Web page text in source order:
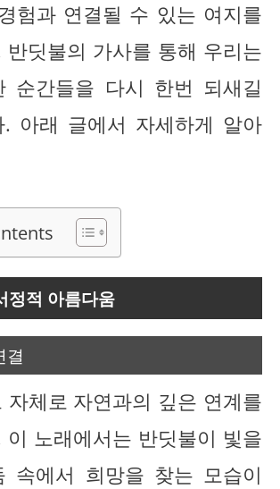
험과 연결될 수 있는 여지를
반딧불의 가사를 통해 우리는
순간들을 다시 한번 되새길
. 아래 글에서 자세하게 알아
정적 아름다움
결
자체로 자연과의 깊은 연계를
이 노래에서는 반딧불이 빛을
속에서 희망을 찾는 모습이